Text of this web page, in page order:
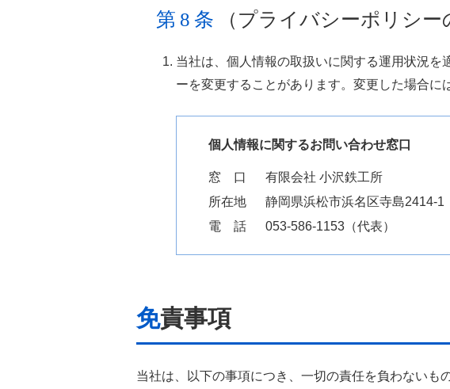
第8条 （プライバシーポリシー
当社は、個人情報の取扱いに関する運用状況
ーを変更することがあります。変更した場合に
個人情報に関するお問い合わせ窓口
窓 口
有限会社 小沢鉄工所
所在地
静岡県浜松市浜名区寺島2414-1
電 話
053-586-1153（代表）
免責事項
当社は、以下の事項につき、一切の責任を負わないも